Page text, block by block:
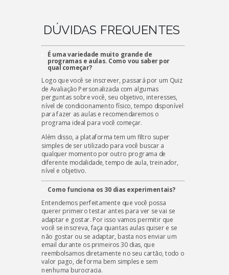
DÚVIDAS FREQUENTES
Como funciona os 30 dias experimentais?
Entendemos perfeitamente que você possa
querer primeiro testar antes para ver se vai se
adaptar e gostar. Por isso vamos permitir que
você se inscreva, faça quantas aulas quiser e se
não gostar ou se adaptar, basta nos enviar um
email durante os primeiros 30 dias, que
reembolsamos diretamente no seu cartão, todo o
valor pago, de forma bem simples e sem
nenhuma burocracia.
É uma variedade muito grande de
programas e aulas. Como vou saber por
qual começar?
Logo que você se inscrever, passará por um Quiz
de Avaliação Personalizada com algumas
perguntas sobre você, seu objetivo, interesses,
nível de condicionamento físico, tempo disponível
para fazer as aulas e recomendaremos o
programa ideal para você começar.
Além disso, a plataforma tem um filtro super
simples de ser utilizado para você buscar a
qualquer momento por outro programa de
diferente modalidade, tempo de aula, treinador,
nível e objetivo.